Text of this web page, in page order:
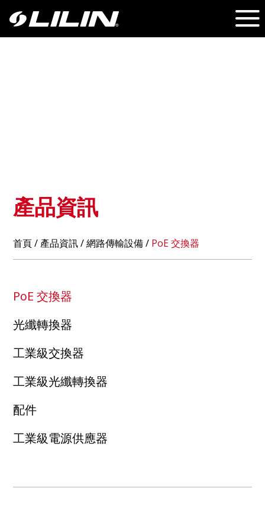
產品資訊
首頁/ 產品資訊/ 網路傳輸設備 / PoE 交換器
PoE 交換器
光纖轉換器
工業級交換器
工業級光纖轉換器
配件
工業級電源供應器